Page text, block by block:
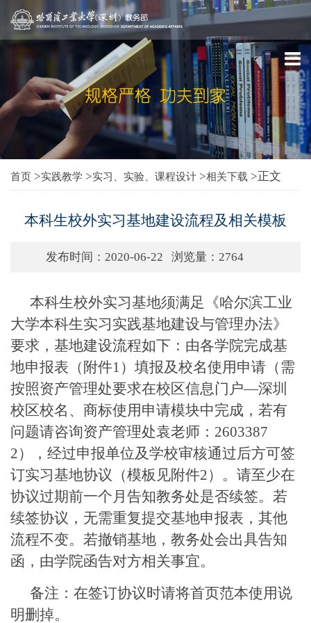
首页 >实践教学 >实习、实验、课程设计 >相关下载 >正文
本科生校外实习基地建设流程及相关模板
发布时间：2020-06-22 浏览量： 2764
本科生校外实习基地须满足《哈尔滨工业
大学本科生实习实践基地建设与管理办法》
要求， 基地建设流程如下：由各学院完成基
地申报表（附件1）填报及校名使用申请（需
按照资产管理处要求在校区信息门户—深圳
校区校名、商标使用申请模块中完成，若有
问题请咨询资产管理处袁老师：2603387
2），经过申报单位及学校审核通过后方可签
订实习基地协议（模板见附件2）。 请至少在
协议过期前一个月告知教务处是否续签。 若
续签协议，无需重复提交基地申报表，其他
流程不变。若撤销基地，教务处会出具告知
函，由学院函告对方相关事宜。
备注：在签订协议时请将首页范本使用说
明删掉。